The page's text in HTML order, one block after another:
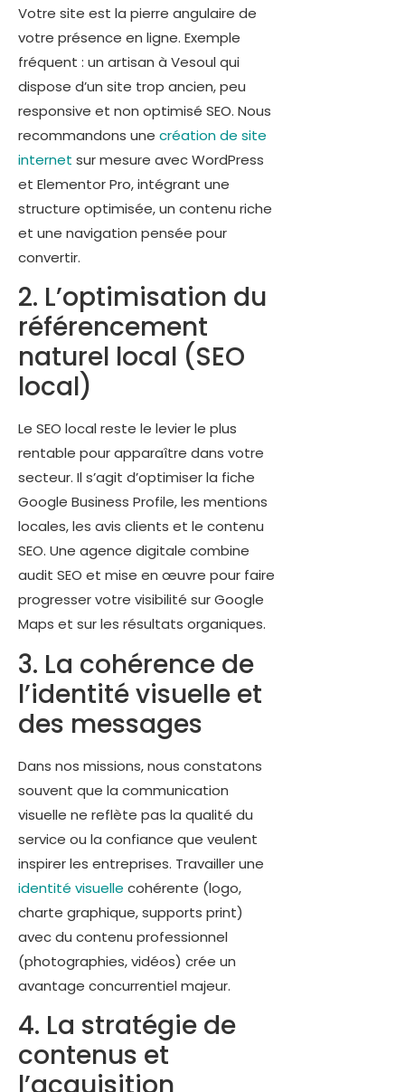
Votre site est la pierre angulaire de
votre présence en ligne. Exemple
fréquent : un artisan à Vesoul qui
dispose d’un site trop ancien, peu
responsive et non optimisé SEO. Nous
recommandons une création de site
internet sur mesure avec WordPress
et Elementor Pro, intégrant une
structure optimisée, un contenu riche
et une navigation pensée pour
convertir.
2. L’optimisation du
référencement
naturel local (SEO
local)
Le SEO local reste le levier le plus
rentable pour apparaître dans votre
secteur. Il s’agit d’optimiser la fiche
Google Business Profile, les mentions
locales, les avis clients et le contenu
SEO. Une agence digitale combine
audit SEO et mise en œuvre pour faire
progresser votre visibilité sur Google
Maps et sur les résultats organiques.
3. La cohérence de
l’identité visuelle et
des messages
Dans nos missions, nous constatons
souvent que la communication
visuelle ne reflète pas la qualité du
service ou la confiance que veulent
inspirer les entreprises. Travailler une
identité visuelle cohérente (logo,
charte graphique, supports print)
avec du contenu professionnel
(photographies, vidéos) crée un
avantage concurrentiel majeur.
4. La stratégie de
contenus et